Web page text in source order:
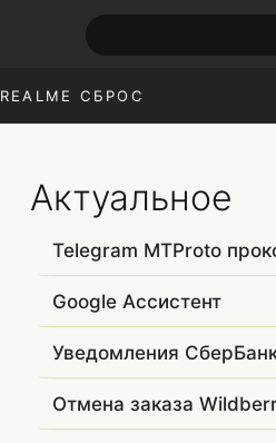
REALME СБРОС
Актуальное
Telegram MTProto
Google Ассистент
Уведомления
Отмена заказа